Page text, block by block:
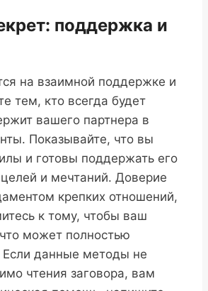
поддержка и
на взаимной поддержке и
тем, кто всегда будет
вашего партнера в
Показывайте, что вы
и готовы поддержать его
и мечтаний. Доверие
крепких отношений,
к тому, чтобы ваш
может полностью
Если данные методы не
чтения заговора, вам